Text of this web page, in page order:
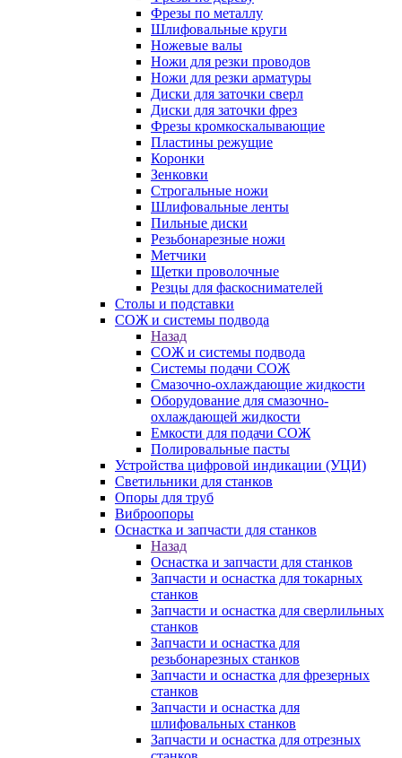
Фрезы по металлу
Шлифовальные круги
Ножевые валы
Ножи для резки проводов
Ножи для резки арматуры
Диски для заточки сверл
Диски для заточки фрез
Фрезы кромкоскалывающие
Пластины режущие
Коронки
Зенковки
Строгальные ножи
Шлифовальные ленты
Пильные диски
Резьбонарезные ножи
Метчики
Щетки проволочные
Резцы для фаскоснимателей
Столы и подставки
СОЖ и системы подвода
Назад
СОЖ и системы подвода
Системы подачи СОЖ
Смазочно-охлаждающие жидкости
Оборудование для смазочно-
охлаждающей жидкости
Емкости для подачи СОЖ
Полировальные пасты
Устройства цифровой индикации (УЦИ)
Светильники для станков
Опоры для труб
Виброопоры
Оснастка и запчасти для станков
Назад
Оснастка и запчасти для станков
Запчасти и оснастка для токарных
станков
Запчасти и оснастка для сверлильных
станков
Запчасти и оснастка для
резьбонарезных станков
Запчасти и оснастка для фрезерных
станков
Запчасти и оснастка для
шлифовальных станков
Запчасти и оснастка для отрезных